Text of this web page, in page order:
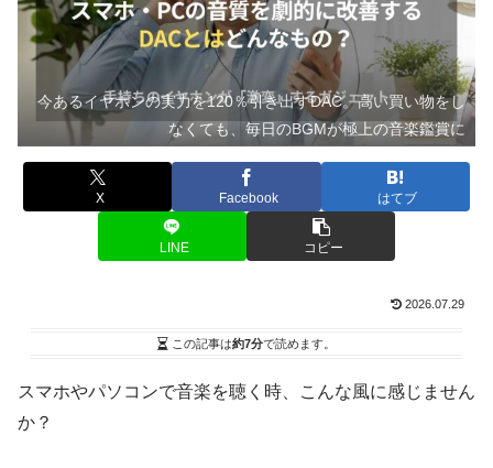
今あるイヤホンの実力を120％引き出すDAC。高い買い物をし
なくても、毎日のBGMが極上の音楽鑑賞に
X Facebook はてブ
LINE コピー
2026.07.29
この記事は約7分で読めます。
スマホやパソコンで音楽を聴く時、こんな風に感じません
か？